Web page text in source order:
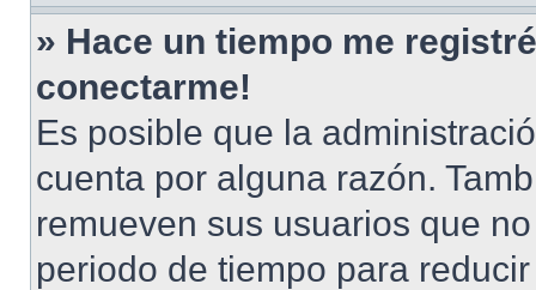
» Hace un tiempo me
conectarme!
Es posible que la
cuenta por alguna razón.
remueven sus usuarios que
periodo de tiempo para